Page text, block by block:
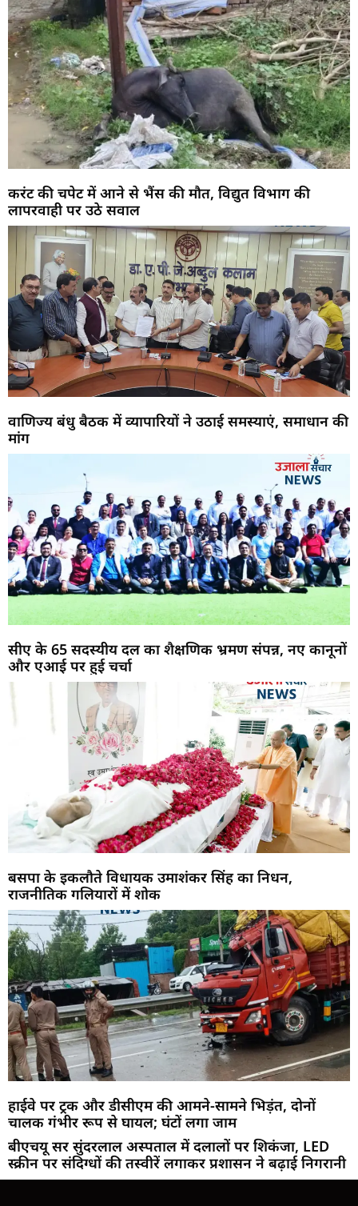
करंट की चपेट में आने से भैंस की मौत, विद्युत विभाग की
लापरवाही पर उठे सवाल
वाणिज्य बंधु बैठक में व्यापारियों ने उठाई समस्याएं, समाधान की
मांग
सीए के 65 सदस्यीय दल का शैक्षणिक भ्रमण संपन्न, नए कानूनों
और एआई पर हुई चर्चा
बसपा के इकलौते विधायक उमाशंकर सिंह का निधन,
राजनीतिक गलियारों में शोक
हाईवे पर ट्रक और डीसीएम की आमने-सामने भिड़ंत, दोनों
चालक गंभीर रूप से घायल; घंटों लगा जाम
बीएचयू सर सुंदरलाल अस्पताल में दलालों पर शिकंजा, LED
स्क्रीन पर संदिग्धों की तस्वीरें लगाकर प्रशासन ने बढ़ाई निगरानी